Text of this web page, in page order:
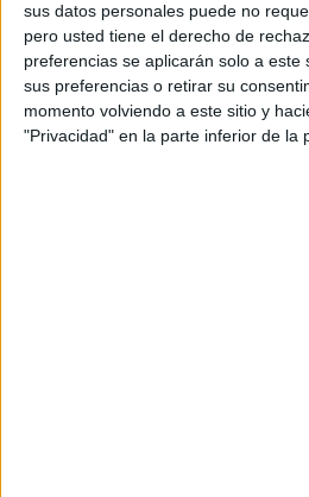
sus datos personales puede no
pero usted tiene el derecho de
preferencias se aplicarán solo a este
sus preferencias o retirar su
momento volviendo a este sitio y
"Privacidad" en la parte inferior de la
Cabe destacar que este proyecto
mente desde hace tiempo pero
Madrid hace un par de años
música en directo”.